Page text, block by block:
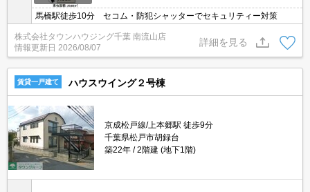
馬橋駅徒歩10分 セコム・防犯シャッターでセキュリティー対策
株式会社タウンハウジング千葉 南流山店
情報更新日 2026/08/07
詳細を見る
賃貸一戸建て ハウスウイング２号棟
京成松戸線/上本郷駅 徒歩9分
千葉県松戸市胡録台
築22年
2階建 (地下1階)